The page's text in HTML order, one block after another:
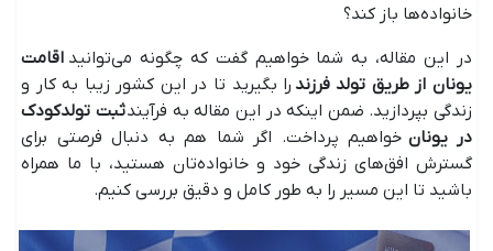
خانواده‌ها باز کند؟
در این مقاله، به شما خواهیم گفت که چگونه می‌توانید اقامت
یونان از طریق تولد فرزند را بگیرید تا در این کشور زیبا به کار و
زندگی بپردازید. ضمن اینکه در این مقاله به فرآیندثبت تولدکودک
در یونان خواهیم پرداخت. اگر شما هم به دنبال فرصتی برای
گسترش افق‌های زندگی خود و خانواده‌تان هستید، با ما همراه
باشید تا این مسیر را به طور کامل و دقیق بررسی کنیم.